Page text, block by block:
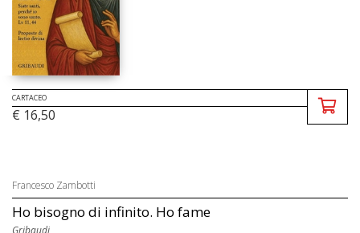
CARTACEO
€ 16,50
Francesco Zambotti
Ho bisogno di infinito. Ho fame
Gribaudi